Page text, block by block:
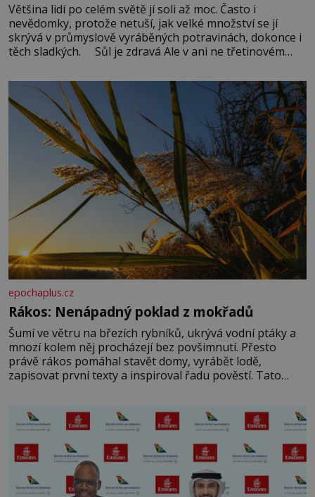
Většina lidí po celém světě jí soli až moc. Často i
nevědomky, protože netuší, jak velké množství se jí
skrývá v průmyslově vyráběných potravinách, dokonce i
těch sladkých. Sůl je zdravá Ale v ani ne třetinovém
základní složky– sodík a chlór – jsou zásadní pro
správné hospodaření
epochaplus.cz
Rákos: Nenápadný poklad z mokřadů
Šumí ve větru na březích rybníků, ukrývá vodní ptáky a
mnozí kolem něj procházejí bez povšimnutí. Přesto
právě rákos pomáhal stavět domy, vyrábět lodě,
zapisovat první texty a inspiroval řadu pověstí. Tato
letního koupání. Stačí se však podívat